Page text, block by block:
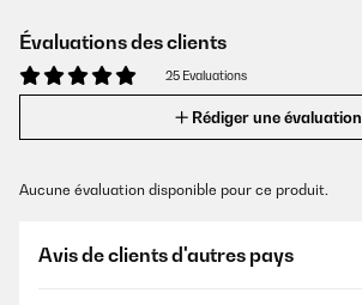
Évaluations des clients
25 Evaluations
Rédiger une évaluation
Aucune évaluation disponible pour ce produit.
Avis de clients d'autres pays